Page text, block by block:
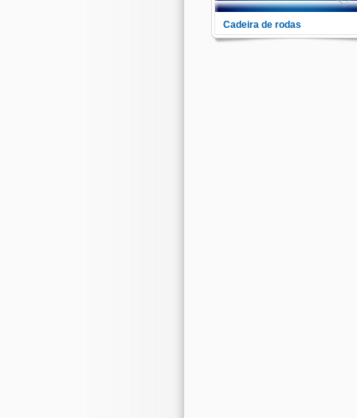
Cadeira de rodas
Já pensou em pular em um